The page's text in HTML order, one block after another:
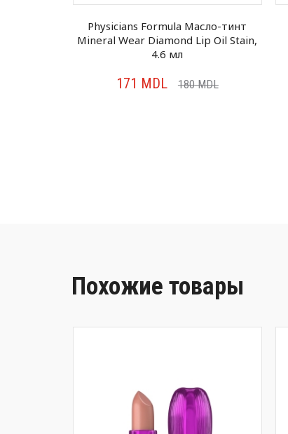
Physicians Formula Масло-тинт
Mineral Wear Diamond Lip Oil Stain,
4.6 мл
171 MDL 180MDL
Похожие товары